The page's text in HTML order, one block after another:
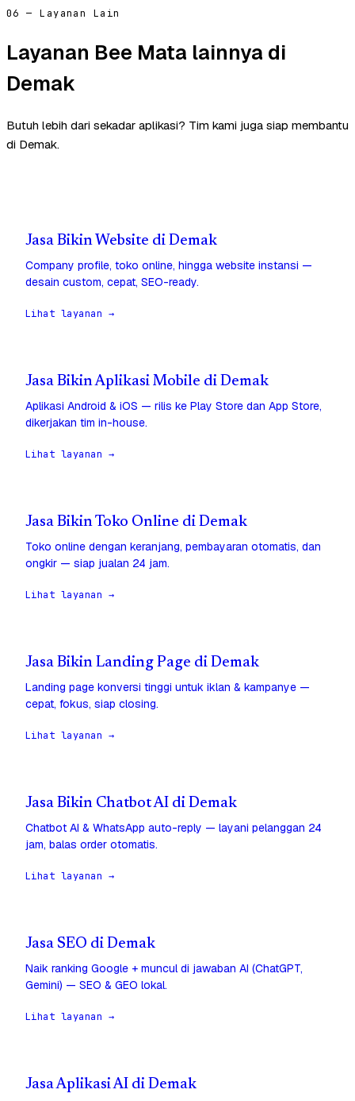
06 — Layanan Lain
Layanan Bee Mata lainnya di
Demak
Butuh lebih dari sekadar aplikasi? Tim kami juga siap membantu
di Demak.
Jasa Bikin Website di Demak
Company profile, toko online, hingga website instansi —
desain custom, cepat, SEO-ready.
Lihat layanan →
Jasa Bikin Aplikasi Mobile di Demak
Aplikasi Android & iOS — rilis ke Play Store dan App Store,
dikerjakan tim in-house.
Lihat layanan →
Jasa Bikin Toko Online di Demak
Toko online dengan keranjang, pembayaran otomatis, dan
ongkir — siap jualan 24 jam.
Lihat layanan →
Jasa Bikin Landing Page di Demak
Landing page konversi tinggi untuk iklan & kampanye —
cepat, fokus, siap closing.
Lihat layanan →
Jasa Bikin Chatbot AI di Demak
Chatbot AI & WhatsApp auto-reply — layani pelanggan 24
jam, balas order otomatis.
Lihat layanan →
Jasa SEO di Demak
Naik ranking Google + muncul di jawaban AI (ChatGPT,
Gemini) — SEO & GEO lokal.
Lihat layanan →
Jasa Aplikasi AI di Demak